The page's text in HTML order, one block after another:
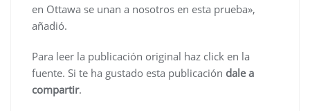
en Ottawa se unan a nosotros en esta prueba»,
añadió.
Para leer la publicación original haz click en la
fuente. Si te ha gustado esta publicación dale a
compartir.